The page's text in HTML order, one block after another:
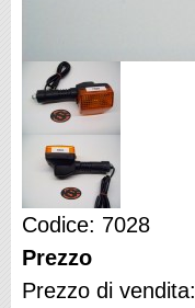
Codice: 7028
Prezzo
Prezzo di vendita: